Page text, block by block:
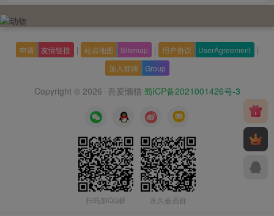
申请 友情链接 | 站点地图 Sitemap | 用户协议 UserAgreement |
加入群聊 Group
Copyright © 2026 · 吾爱懒猫 蜀ICP备2021001426号-3
扫码加QQ群 永久会员群